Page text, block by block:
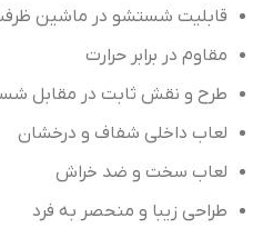
قابلیت شستشو در ماشین
مقاوم در برابر حرارت
طرح و نقش ثابت در مقابل
لعاب داخلی شفاف و درخشان
لعاب سخت و ضد خراش
طراحی زیبا و منحصر به فرد